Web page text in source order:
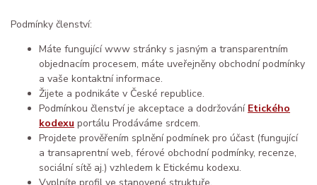
Podmínky členství:
Máte fungující www stránky s jasným a transparentním
objednacím procesem, máte uveřejněny obchodní podmínky
a vaše kontaktní informace.
Žijete a podnikáte v České republice.
Podmínkou členství je akceptace a dodržování Etického
kodexu portálu Prodáváme srdcem.
Projdete prověřením splnění podmínek pro účast (fungující
a transaprentní web, férové obchodní podmínky, recenze,
sociální sítě aj.) vzhledem k Etickému kodexu.
Vyplníte profil ve stanovené struktuře.